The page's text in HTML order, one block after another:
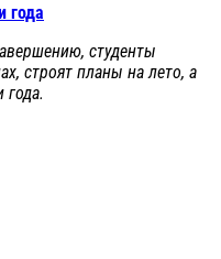
года
студенты
строят планы на лето, а
года.